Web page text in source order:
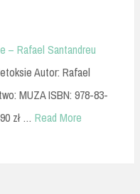
– Rafael Santandreu
Autor: Rafael
MUZA ISBN: 978-83-
zł … Read More